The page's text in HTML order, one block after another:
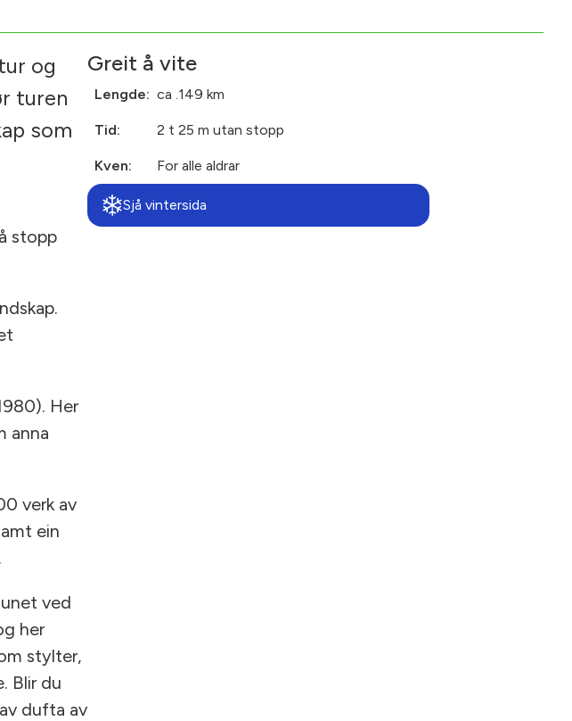
og
turen
som
stopp
Her
anna
verk av
ein
ved
her
stylter,
Blir du
dufta av
Greit å vite
Lengde: ca .149 km
Tid: 2 t 25 m utan stopp
Kven: For alle aldrar
Sjå vintersida